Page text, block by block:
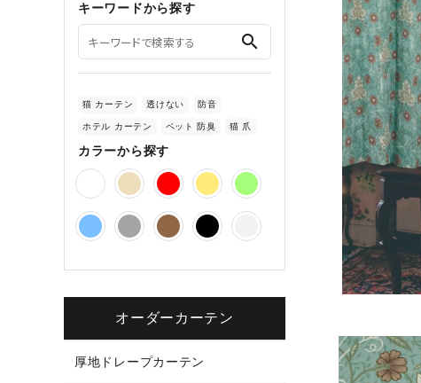
キーワードから探す
search
猫 カーテン 透けない 防音
ホテル カーテン ペット 防臭 猫 爪
カラーから探す
オーダーカーテン
厚地ドレープカーテン